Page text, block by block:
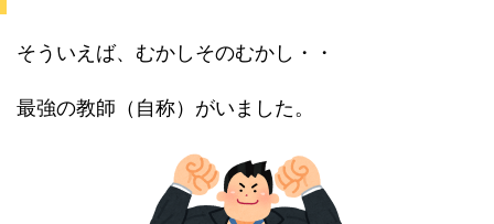
そういえば、むかしそのむかし・・
最強の教師（自称）がいました。